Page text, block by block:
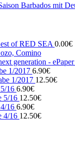
Barbados mit
of RED SEA 0.00€
Comino
generation -
1/2017 6.90€
1/2017 12.50€
16 6.90€
5/16 12.50€
16 6.90€
4/16 12.50€